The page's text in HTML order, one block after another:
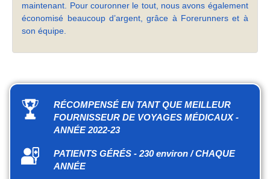
maintenant. Pour couronner le tout, nous avons également
économisé beaucoup d’argent, grâce à Forerunners et à
son équipe.
RÉCOMPENSÉ EN TANT QUE MEILLEUR
FOURNISSEUR DE VOYAGES MÉDICAUX -
ANNÉE 2022-23
PATIENTS GÉRÉS - 230 environ / CHAQUE
ANNÉE